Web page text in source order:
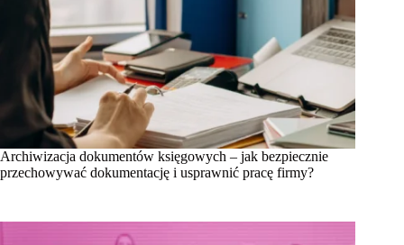
Archiwizacja dokumentów księgowych – jak bezpiecznie
przechowywać dokumentację i usprawnić pracę firmy?